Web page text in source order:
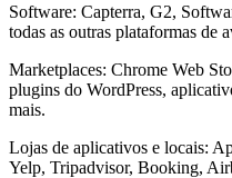
Software: Capterra, G2,
todas as outras plataformas de
Marketplaces: Chrome Web
plugins do WordPress,
mais.
Lojas de aplicativos e locais:
Yelp, Tripadvisor, Booking,